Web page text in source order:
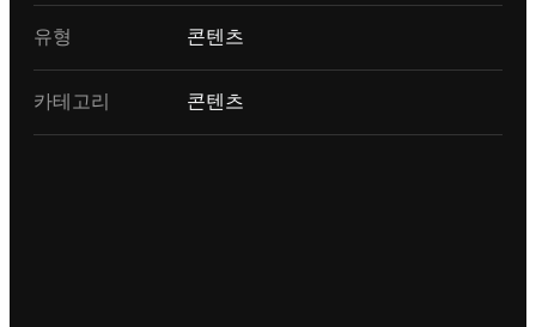
유형 콘텐츠
카테고리 콘텐츠